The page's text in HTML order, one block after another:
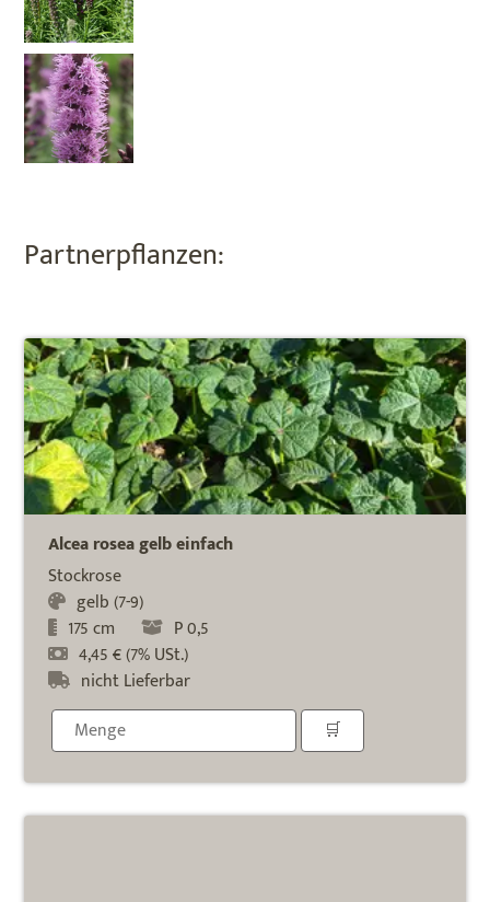
Partnerpflanzen:
Alcea rosea gelb einfach
Stockrose
gelb (7-9)
175 cm
P 0,5
4,45 € (7% USt.)
nicht Lieferbar